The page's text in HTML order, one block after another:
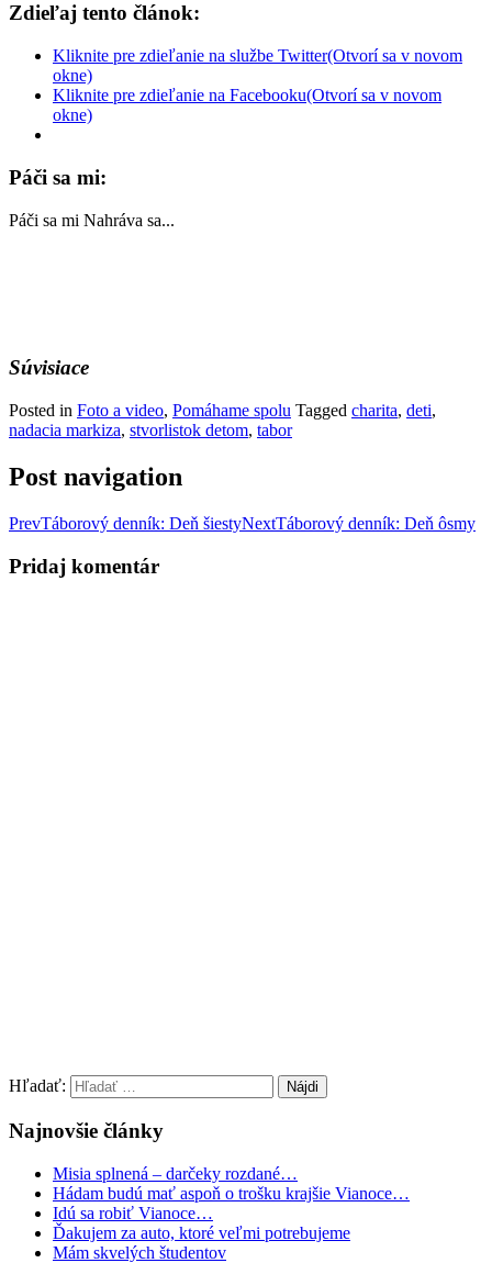
Zdieľaj tento článok:
Kliknite pre zdieľanie na službe Twitter(Otvorí sa v novom
okne)
Kliknite pre zdieľanie na Facebooku(Otvorí sa v novom
okne)
Páči sa mi:
Páči sa mi Nahráva sa...
Súvisiace
Posted in Foto a video, Pomáhame spolu Tagged charita, deti,
nadacia markiza, stvorlistok detom, tabor
Post navigation
PrevTáborový denník: Deň šiestyNextTáborový denník: Deň ôsmy
Pridaj komentár
Hľadať:
Najnovšie články
Misia splnená – darčeky rozdané…
Hádam budú mať aspoň o trošku krajšie Vianoce…
Idú sa robiť Vianoce…
Ďakujem za auto, ktoré veľmi potrebujeme
Mám skvelých študentov